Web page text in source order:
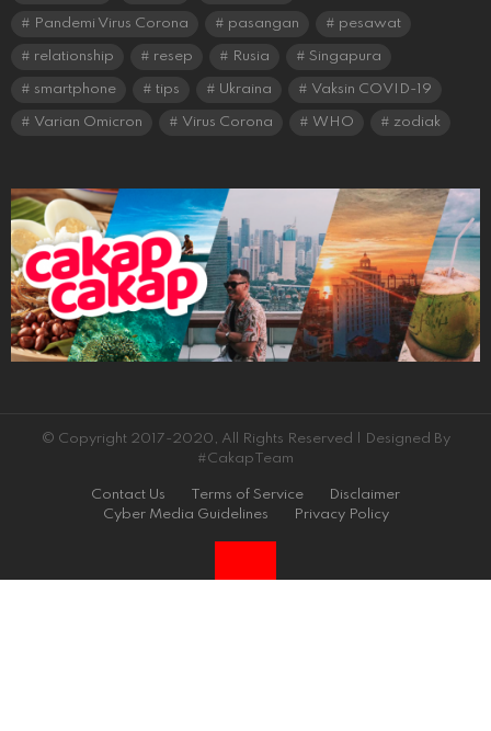
Pandemi Virus Corona pasangan pesawat
relationship resep Rusia Singapura
smartphone tips Ukraina Vaksin COVID-19
Varian Omicron Virus Corona WHO zodiak
© Copyright 2017-2020, All Rights Reserved | Designed By
#CakapTeam
Contact Us Terms of Service
Disclaimer
Cyber Media Guidelines
Privacy Policy